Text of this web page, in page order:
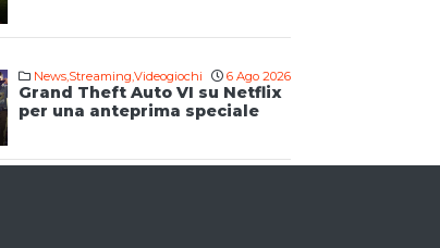
News,Streaming,Videogiochi 6 Ago 2026
Grand Theft Auto VI su Netflix
per una anteprima speciale